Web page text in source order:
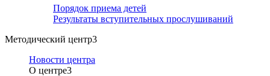
Порядок приема детей
Результаты вступительных прослушиваний
Методический центр3
Новости центра
О центре3